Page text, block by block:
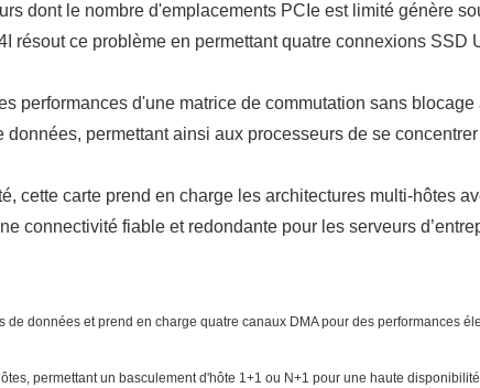
dont le nombre d'emplacements PCIe est limité génère
résout ce problème en permettant quatre connexions
performances d'une matrice de commutation sans
permettant ainsi aux processeurs de se
cette carte prend en charge les architectures multi-hôtes
connectivité fiable et redondante pour les serveurs
données et prend en charge quatre canaux DMA pour des performances
permettant un basculement d'hôte 1+1 ou N+1 pour une haute